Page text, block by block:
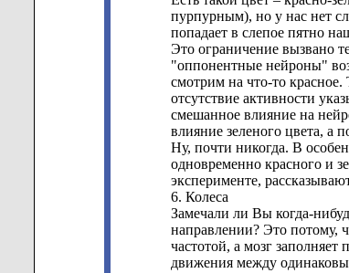
пурпурным), но у нас нет
попадает в слепое пятно
Это ограничение вызвано
"оппонентные нейроны"
смотрим на что-то
отсутствие активности
смешанное влияние на
влияние зеленого цвета, а
Ну, почти никогда. В
одновременно красного и
эксперименте,
6. Колеса
Замечали ли Вы когда-
направлении? Это потому,
частотой, а мозг
движения между